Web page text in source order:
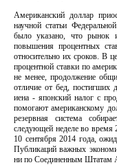
Американский доллар
научной статьи
было указано, что рынок и
повышения процентных
относительно их сроков. В
процентной ставки по
не менее, продолжение
отличие от бед, постигших
иена - японский налог с
помогают американскому
резервная система
следующей неделе во время
10 сентября 2014 года,
Публикаций важных
ни по Соединенным Штатам